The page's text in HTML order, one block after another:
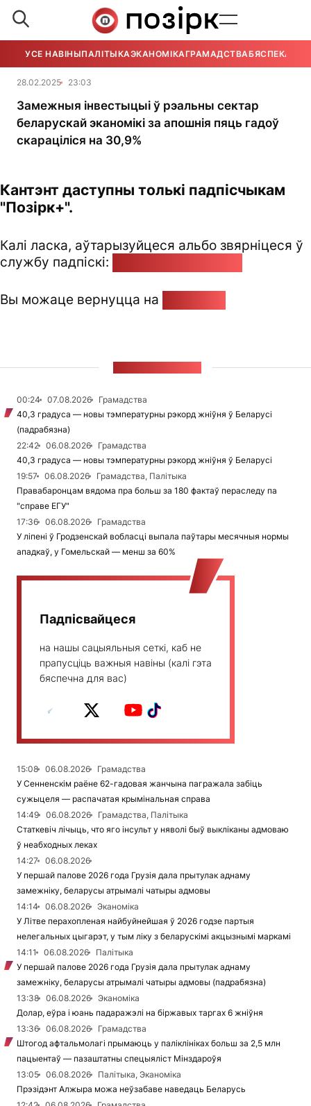
УСЕ НАВІНЫПАЛІТЫКАЭКАНОМІКАГРАМАДСТВАБЯСПЕКА
28.02.2025 23:03
Замежныя інвестыцыі ў рэальны сектар
беларускай эканомікі за апошнія пяць гадоў
скараціліся на 30,9%
Кантэнт даступны толькі падпісчыкам
"Позірк+".
Калі ласка, аўтарызуйцеся альбо звярніцеся ў
службу падпіскі:
Вы можаце вернуцца на
00:24 07.08.2026
Грамадства
40,3 градуса — новы тэмпературны рэкорд жніўня ў Беларусі
(падрабязна)
22:42
06.08.2026
Грамадства
40,3 градуса — новы тэмпературны рэкорд жніўня ў Беларусі
19:57
06.08.2026
Грамадства, Палітыка
Правабаронцам вядома пра больш за 180 фактаў пераследу па
"справе ЕГУ"
17:36
06.08.2026
Грамадства
У ліпені ў Гродзенскай вобласці выпала паўтары месячныя нормы
ападкаў, у Гомельскай — менш за 60%
Падпісвайцеся
на нашы сацыяльныя сеткі, каб не
прапусціць важныя навіны (калі гэта
бяспечна для вас)
15:08 06.08.2026
Грамадства
У Сенненскім раёне 62-гадовая жанчына пагражала забіць
сужыцеля — распачатая крымінальная справа
14:49
06.08.2026
Грамадства, Палітыка
Статкевіч лічыць, что яго інсульт у няволі быў выкліканы адмоваю
ў неабходных леках
14:27
06.08.2026
У першай палове 2026 года Грузія дала прытулак аднаму
замежніку, беларусы атрымалі чатыры адмовы
14:14
06.08.2026
Эканоміка
У Літве перахопленая найбуйнейшая ў 2026 годзе партыя
нелегальных цыгарэт, у тым ліку з беларускімі акцызнымі маркамі
14:11
06.08.2026
Палітыка
У першай палове 2026 года Грузія дала прытулак аднаму
замежніку, беларусы атрымалі чатыры адмовы (падрабязна)
13:38
06.08.2026
Эканоміка
Долар, еўра і юань падаражэлі на біржавых таргах 6 жніўня
13:36
06.08.2026
Грамадства
Штогод афтальмолагі прымаюць у паліклініках больш за 2,5 млн
пацыентаў — пазаштатны спецыяліст Мінздароўя
13:05
06.08.2026
Палітыка, Эканоміка
Прэзідэнт Алжыра можа неўзабаве наведаць Беларусь